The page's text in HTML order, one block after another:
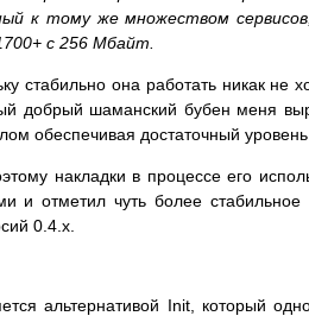
к тому же множеством
с 256 Мбайт.
стабильно она работать никак не
добрый шаманский бубен меня
обеспечивая достаточный
накладки в процессе его
отметил чуть более
0.4.x.
альтернативой Init, который